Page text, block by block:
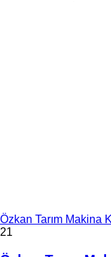
Özkan Tarım Makina
21